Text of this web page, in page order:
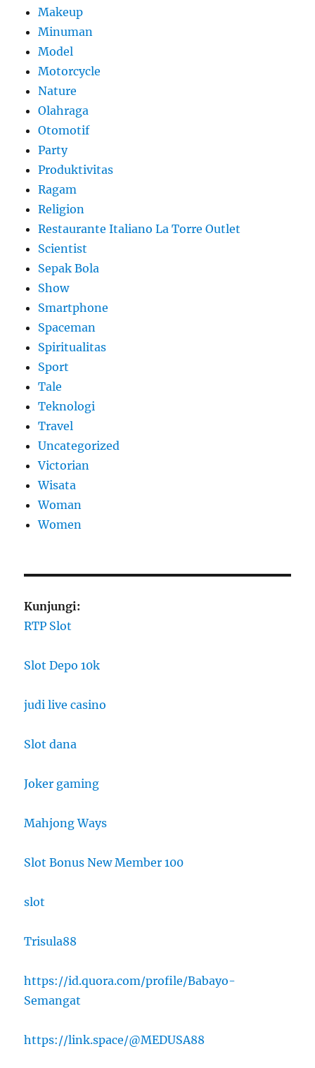
Makeup
Minuman
Model
Motorcycle
Nature
Olahraga
Otomotif
Party
Produktivitas
Ragam
Religion
Restaurante Italiano La Torre Outlet
Scientist
Sepak Bola
Show
Smartphone
Spaceman
Spiritualitas
Sport
Tale
Teknologi
Travel
Uncategorized
Victorian
Wisata
Woman
Women
Kunjungi:
RTP Slot
Slot Depo 10k
judi live casino
Slot dana
Joker gaming
Mahjong Ways
Slot Bonus New Member 100
slot
Trisula88
https://id.quora.com/profile/Babayo-
Semangat
https://link.space/@MEDUSA88